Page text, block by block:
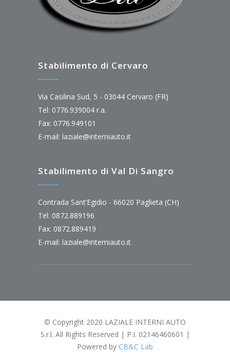
Stabilimento di Cervaro
Via Casilina Sud, 5 - 03044 Cervaro (FR)
Tel: 0776.939004 r.a.
Fax: 0776.949101
E-mail: laziale@interniauto.it
Stabilimento di Val Di Sangro
Contrada Sant’Egidio - 66020 Paglieta (CH)
Tel: 0872.889196
Fax: 0872.889419
E-mail: laziale@interniauto.it
© Copyright 2020 LAZIALE INTERNI AUTO
S.r.l. All Rights Reserved | P.I. 02146460601 |
Powered by CB&C Lab